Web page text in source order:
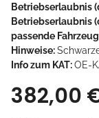
Betriebserlaubnis
Betriebserlaubnis
passende
Hinweise:
Info zum KAT:OE-
382,00